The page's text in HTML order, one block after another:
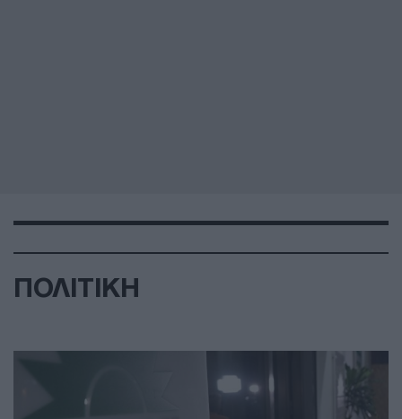
ΠΟΛΙΤΙΚΗ